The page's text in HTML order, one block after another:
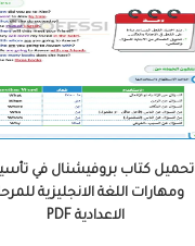
تحميل كتاب بروفيشنال في
ومهارات اللغة الانجليزية
الاعدادية PDF